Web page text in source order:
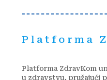
Platforma
Platforma ZdravKom
u zdravstvu, pružajući